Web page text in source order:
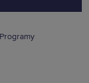
Programy